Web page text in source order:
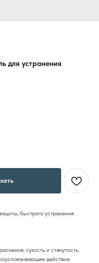
для устранения
быстрого устранения
сухость и стянутость.
действие.